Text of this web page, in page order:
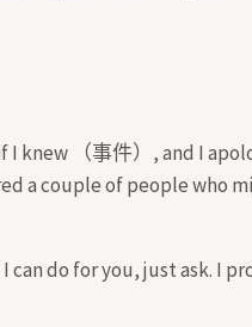
I knew （事件）, and I
a couple of people who
can do for you, just ask. I